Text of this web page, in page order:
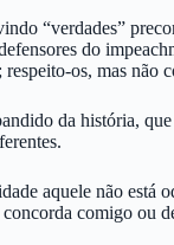
“verdades”
do
os, mas não
da história,
aquele não
comigo